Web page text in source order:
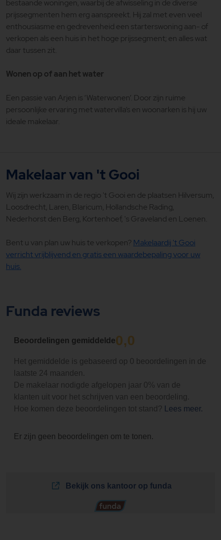
bestaande woningen, waarbij de afwisseling in de diverse
prijssegmenten hem erg aanspreekt. Hij zal met even veel
enthousiasme en gedrevenheid een starterswoning aan- of
verkopen als een huis in het hoge prijssegment; en alles wat
daar tussen zit.
Wonen op of aan het water
Een passie van Arjen is ‘Waterwonen’. Door zijn ruime
persoonlijke ervaring met watervilla’s en woonarken is hij uw
ideale makelaar.
Makelaar van 't Gooi
Wij zijn werkzaam in de regio 't Gooi en de plaatsen Hilversum,
Loosdrecht, Laren, Blaricum, Hollandsche Rading,
Nederhorst den Berg, Kortenhoef, 's Graveland en Loenen.
Bent u van plan uw huis te verkopen? Makelaardij 't Gooi
verricht vrijblijvend en gratis een waardebepaling voor uw
huis.
Funda reviews